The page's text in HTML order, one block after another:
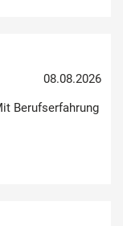
08.08.2026
Berufserfahrung